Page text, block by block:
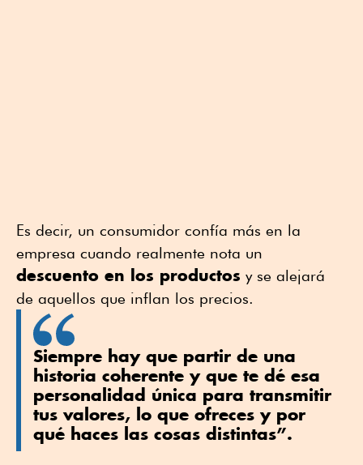
Es decir, un consumidor confía más en la
empresa cuando realmente nota un
descuento en los productos y se alejará
de aquellos que inflan los precios.
Siempre hay que partir de una
historia coherente y que te dé esa
personalidad única para transmitir
tus valores, lo que ofreces y por
qué haces las cosas distintas”.